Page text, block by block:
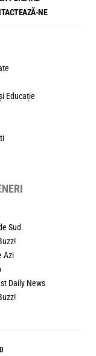
NE
Educație
Sud
Azi
Daily News